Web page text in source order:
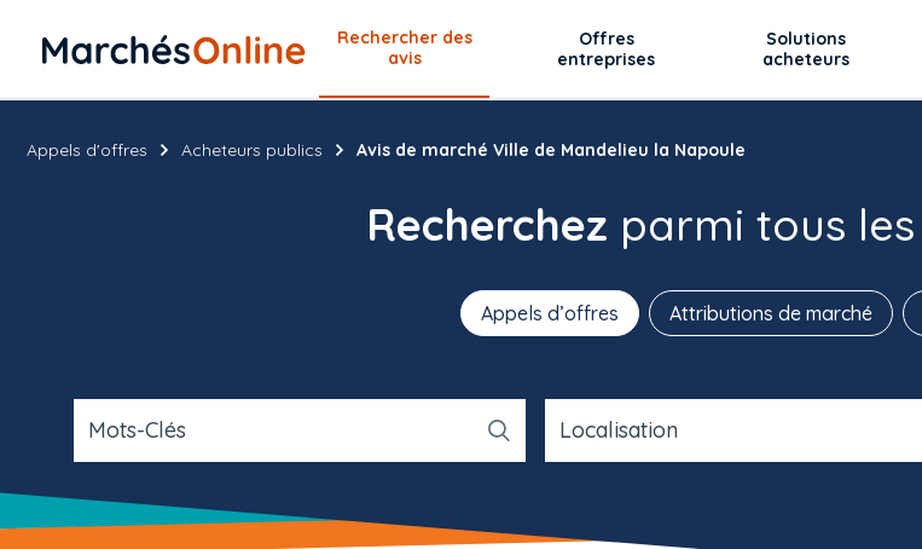
Rechercher des
avis
Offres
entreprises
Solutions
acheteurs
Recherchez parmi tous les
Appels d’offres Attributions de marché
Mots-Clés Localisation
Appels d'offres Acheteurs publics Avis de marché Ville de Mandelieu la Napoule